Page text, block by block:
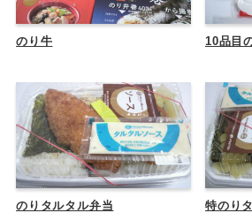
のり牛 10品目
のりタルタル弁当 特のり